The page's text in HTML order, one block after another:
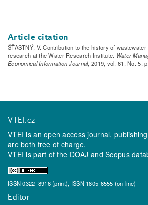
Article citation
ŠŤASTNÝ, V. Contribution to the history of
research at the Water Research Institute. Water
Economical Information Journal, 2019, vol. 61, No. 5,
VTEI.cz
VTEI is an open access journal,
are both free of charge.
VTEI is part of the DOAJ andScopus
ISSN 0322–8916 (print), ISSN 1805-6555 (on-line)
Editor